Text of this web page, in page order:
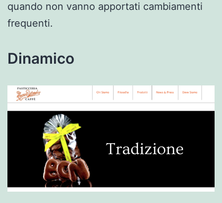
quando non vanno apportati cambiamenti
frequenti.
Dinamico